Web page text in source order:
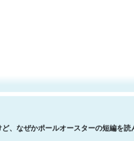
なんだろうなと凄く思う。英語少しで
。Let’s Fucking Go. Then Covid hit.
ラーズ・ヌートバー
、なぜかポールオースターの短編を読